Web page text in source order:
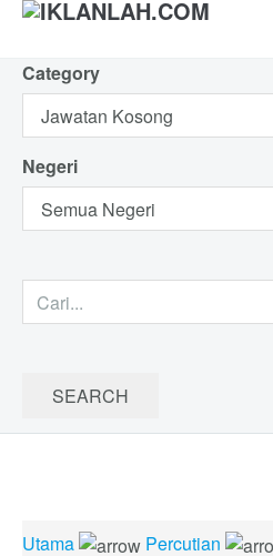
Category
Negeri
Utama Percutian